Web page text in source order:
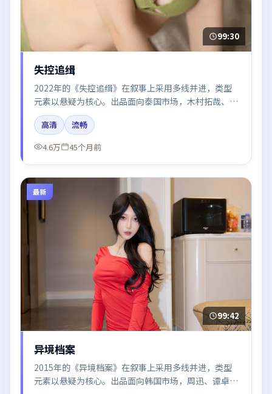
99:30
失控追缉
2022年的《失控追缉》在叙事上采用多线并进，类型
元素以悬疑为核心。出品面向泰国市场，木村拓哉、沈
腾、咏梅所饰角色推动关键反转，结尾留白引发讨论。
高清
流畅
4.6万
45个月前
最新
99:42
异境档案
2015年的《异境档案》在叙事上采用多线并进，类型
元素以悬疑为核心。出品面向韩国市场，周迅、谭卓、